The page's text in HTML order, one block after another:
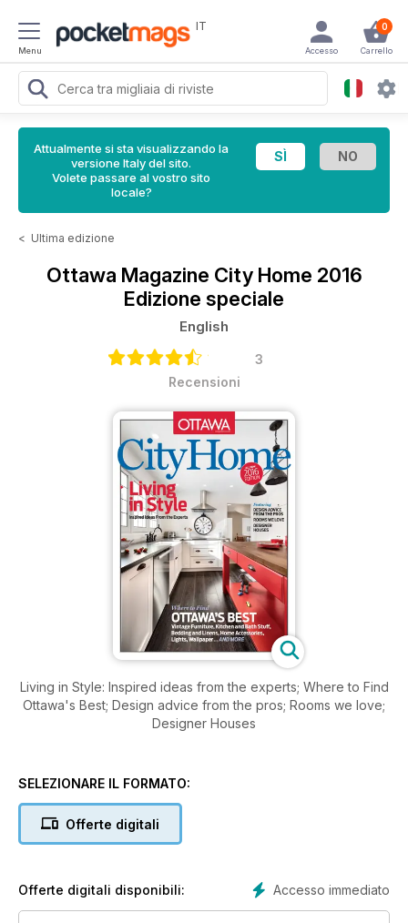
Menu
IT 0
Carrello
Accesso
Attualmente si sta visualizzando la
versione Italy del sito.
Volete passare al vostro sito
locale?
< Ultima edizione
Ottawa Magazine City Home 2016
Edizione speciale
English
3
Recensioni
Living in Style: Inspired ideas from the experts; Where to Find
Ottawa's Best; Design advice from the pros; Rooms we love;
Designer Houses
SELEZIONARE IL FORMATO:
Offerte digitali
Accesso immediato
Offerte digitali disponibili: